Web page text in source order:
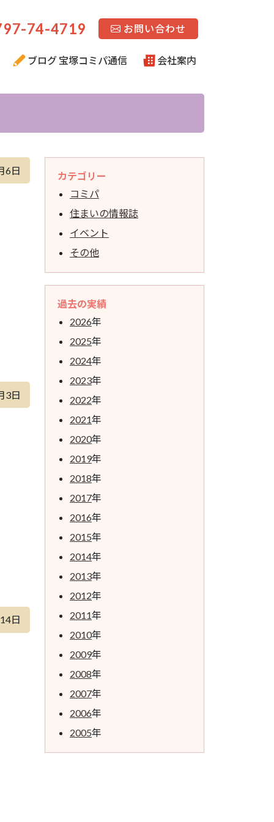
74-4719 お問い合わせ
ブログ 宝塚コミパ通信 会社案内
6日
3日
日
カテゴリー
コミパ
住まいの情報誌
イベント
その他
過去の実績
2026年
2025年
2024年
2023年
2022年
2021年
2020年
2019年
2018年
2017年
2016年
2015年
2014年
2013年
2012年
2011年
2010年
2009年
2008年
2007年
2006年
2005年